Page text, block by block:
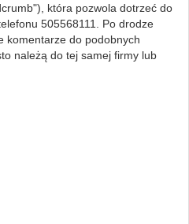
która pozwola dotrzeć do
505568111. Po drodze
komentarze do podobnych
należą do tej samej firmy lub